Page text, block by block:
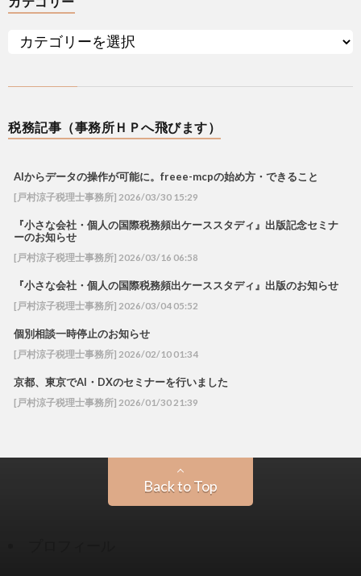
税務記事（事務所ＨＰへ飛びます）
AIからデータの操作が可能に。freee-mcpの始め方・できること
[戸村涼子税理士事務所] 2026/03/30 15:29
『小さな会社・個人の国際税務頻出ケーススタディ』出版記念セミナ
ーのお知らせ
[戸村涼子税理士事務所] 2026/03/16 06:58
『小さな会社・個人の国際税務頻出ケーススタディ』出版のお知らせ
[戸村涼子税理士事務所] 2026/03/04 05:52
個別相談一時停止のお知らせ
[戸村涼子税理士事務所] 2026/02/10 01:34
京都、東京でAI・DXのセミナーを行いました
[戸村涼子税理士事務所] 2026/01/30 21:39
Back to Top